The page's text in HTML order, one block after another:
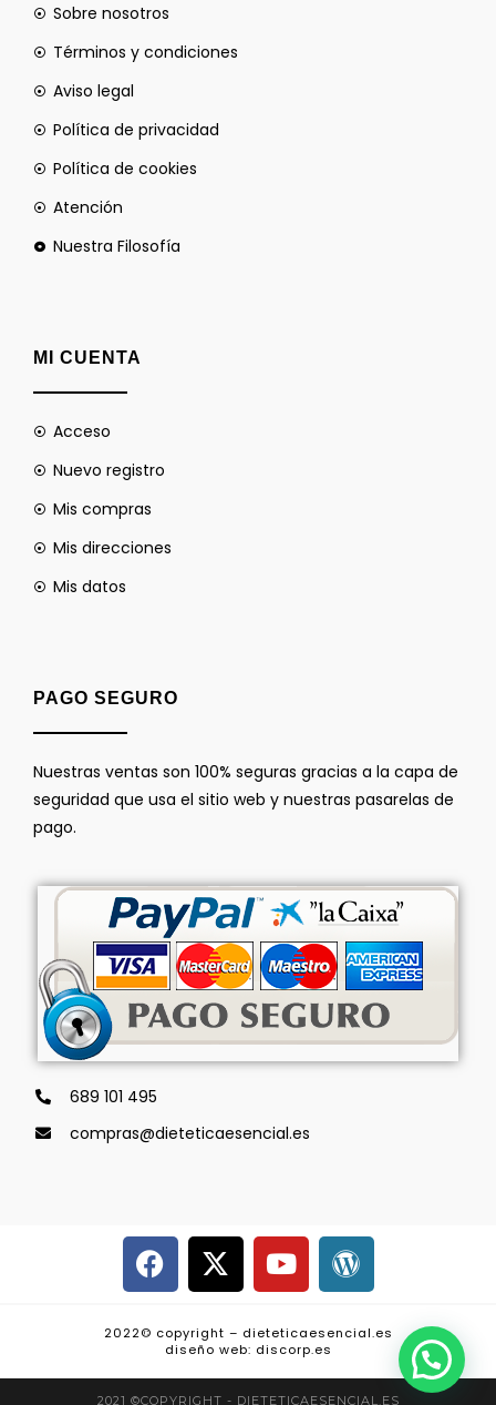
Sobre nosotros
Términos y condiciones
Aviso legal
Política de privacidad
Política de cookies
Atención
Nuestra Filosofía
MI CUENTA
Acceso
Nuevo registro
Mis compras
Mis direcciones
Mis datos
PAGO SEGURO
Nuestras ventas son 100% seguras gracias a la capa de
seguridad que usa el sitio web y nuestras pasarelas de
pago.
689 101 495
compras@dieteticaesencial.es
2022© copyright – dieteticaesencial.es
diseño web: discorp.es
2021 ©COPYRIGHT - DIETETICAESENCIAL.ES